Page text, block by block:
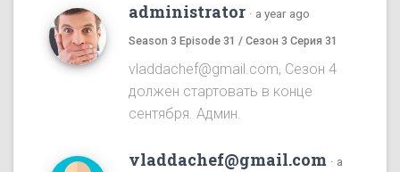
administrator · a year ago
Season 3 Episode 31 / Сезон 3 Серия 31
vladdachef@gmail.com, Сезон 4
должен стартовать в конце
сентября. Админ.
vladdachef@gmail.com · a